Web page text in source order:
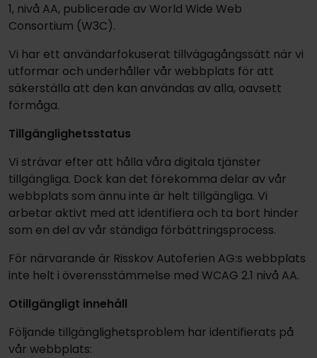
1, nivå AA, publicerade av World Wide Web
Consortium (W3C).
Vi har ett användarfokuserat tillvägagångssätt när vi
utformar och underhåller vår webbplats för att
säkerställa att den kan användas av alla, oavsett
förmåga.
Tillgänglighetsstatus
Vi strävar efter att hålla våra digitala tjänster
tillgängliga. Dock kan det förekomma delar av vår
webbplats som ännu inte är helt tillgängliga. Vi
arbetar aktivt med att identifiera och ta bort hinder
som en del av vår ständiga förbättringsprocess.
För närvarande är Risskov Autoferien AG:s webbplats
inte helt i överensstämmelse med WCAG 2.1 nivå AA.
Otillgängligt innehåll
Följande tillgänglighetsproblem har identifierats på
vår webbplats: